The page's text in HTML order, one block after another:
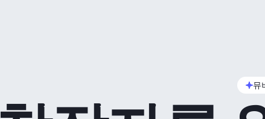
뮤